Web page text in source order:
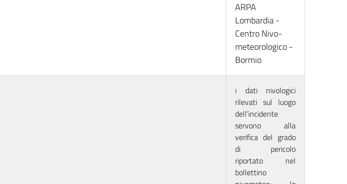
ARPA
Lombardia -
Centro Nivo-
meteorologico -
Bormio
i dati nivologici
rilevati sul luogo
dell’incidente
servono alla
verifica del grado
di pericolo
riportato nel
bollettino